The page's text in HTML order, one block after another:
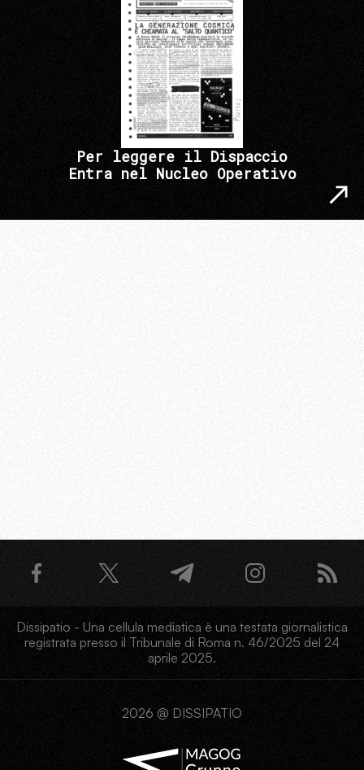
Per leggere il Dispaccio
Entra nel Nucleo Operativo
Dissipatio - Una cellula mediatica è una testata giornalistica
registrata presso il Tribunale di Roma n. 46/2025 del 24
aprile 2025.
2026 @ DISSIPATIO